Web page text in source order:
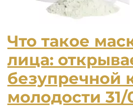
Что такое
лица:
безупречной
молодости